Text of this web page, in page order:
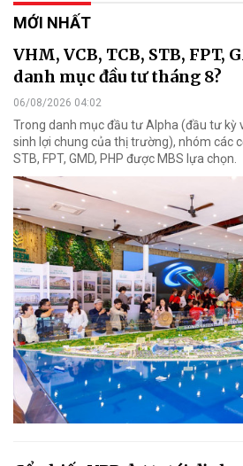
MỚI NHẤT
VHM, VCB, TCB, STB, FPT,
danh mục đầu tư tháng 8?
06/08/2026 04:02
Trong danh mục đầu tư Alpha (đầu tư kỳ
sinh lợi chung của thị trường), nhóm các
STB, FPT, GMD, PHP được MBS lựa chọn.